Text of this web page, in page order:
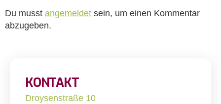
Du musst angemeldet sein, um einen Kommentar
abzugeben.
KONTAKT
Droysenstraße 10